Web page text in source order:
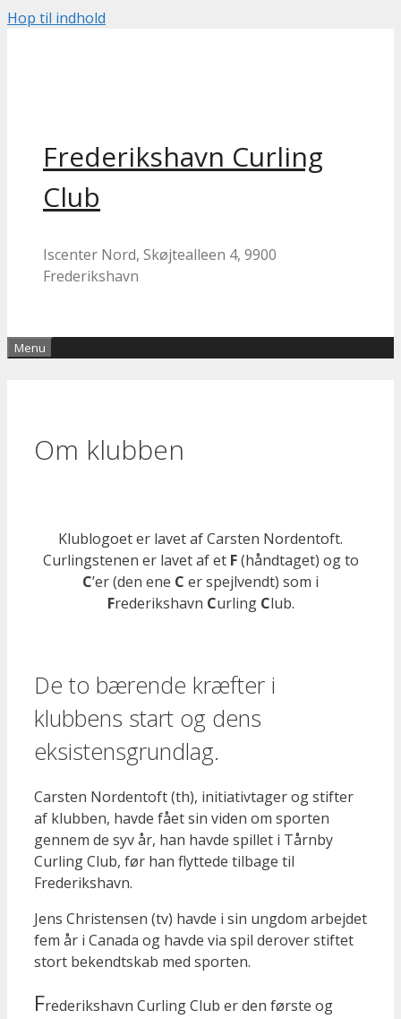
Hop til indhold
Frederikshavn Curling
Club
Iscenter Nord, Skøjtealleen 4, 9900
Frederikshavn
Menu
Om klubben
Klublogoet er lavet af Carsten Nordentoft.
Curlingstenen er lavet af et F(håndtaget) og to
C’er (den ene C er spejlvendt) som i
Frederikshavn Curling Club.
De to bærende kræfter i
klubbens start og dens
eksistensgrundlag.
Carsten Nordentoft (th), initiativtager og stifter
af klubben, havde fået sin viden om sporten
gennem de syv år, han havde spillet i Tårnby
Curling Club, før han flyttede tilbage til
Frederikshavn.
Jens Christensen (tv) havde i sin ungdom arbejdet
fem år i Canada og havde via spil derover stiftet
stort bekendtskab med sporten.
Frederikshavn Curling Club er den første og